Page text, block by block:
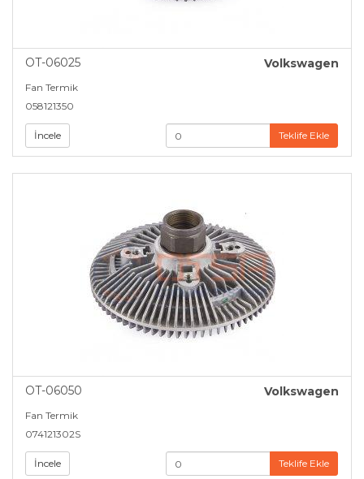
OT-06025 Volkswagen
Fan Termik
058121350
İncele Teklife Ekle
OT-06050 Volkswagen
Fan Termik
074121302S
İncele Teklife Ekle